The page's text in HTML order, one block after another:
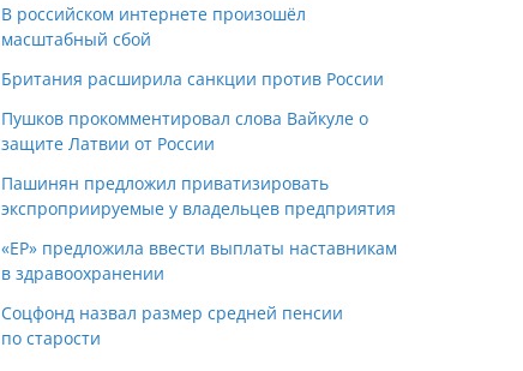
В российском интернете произошёл
масштабный сбой
Британия расширила санкции против России
Пушков прокомментировал слова Вайкуле о
защите Латвии от России
Пашинян предложил приватизировать
экспроприируемые у владельцев предприятия
«ЕР» предложила ввести выплаты наставникам
в здравоохранении
Соцфонд назвал размер средней пенсии
по старости